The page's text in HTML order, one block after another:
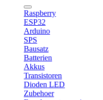
Raspberry
ESP32
Arduino
SPS
Bausatz
Batterien
Akkus
Transistoren
Dioden LED
Zubehoer